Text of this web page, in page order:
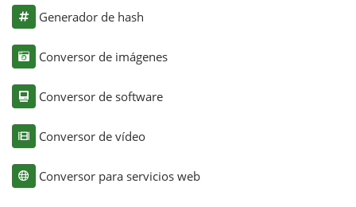
Generador de hash
Conversor de imágenes
Conversor de software
Conversor de vídeo
Conversor para servicios web